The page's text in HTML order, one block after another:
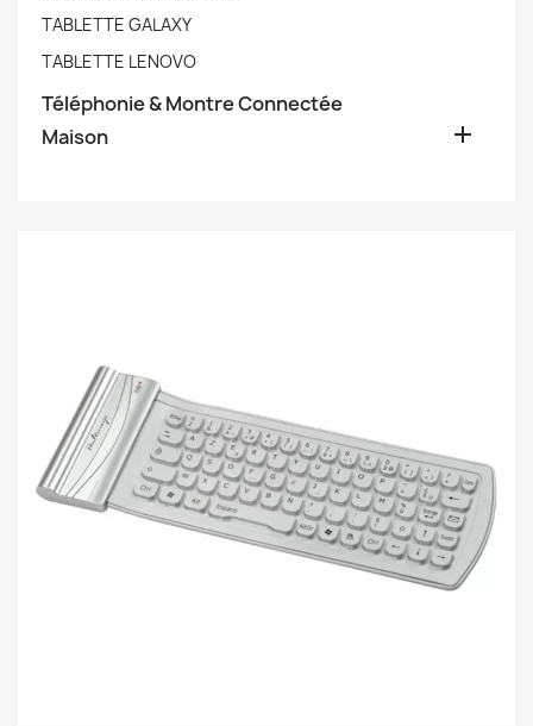
TABLETTE GALAXY
TABLETTE LENOVO
Téléphonie & Montre Connectée
Maison
